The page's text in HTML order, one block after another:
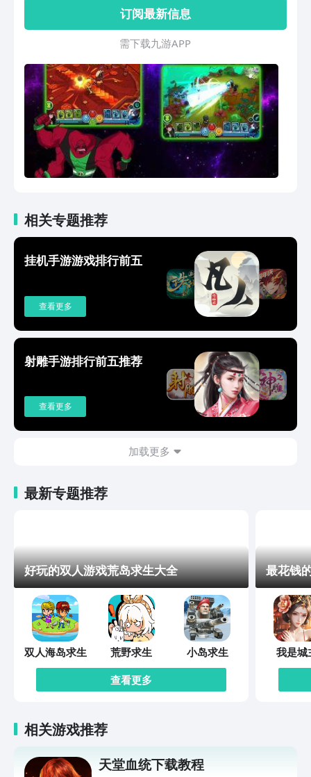
战，获得全面胜利。 为小班完美强大的
最新外星人模式，比如轰天雷、犰狳金
钢、暴虎、积木猩、大眼怪、闪电雪怪、
极冻蜥蜴等，不一而足！ 为戳克寻找各
种神奇的最新原型具，比如激光弓、强力
鞭、原型盾、掷网器、能量剑等，还有更
多！
订阅最新信息
需 下 载 九 游 A P P
相关专题推荐
挂机手游游戏排行前五
查看更多
射雕手游排行前五推荐
查看更多
加载更多
最新专题推荐
好玩的双人游戏荒岛求生大全
双人海岛求生 荒野求生
小岛求生
查看更多
最花钱
我是城
相关游戏推荐
天堂血统下载教程